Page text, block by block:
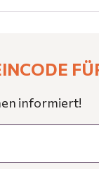
informiert!